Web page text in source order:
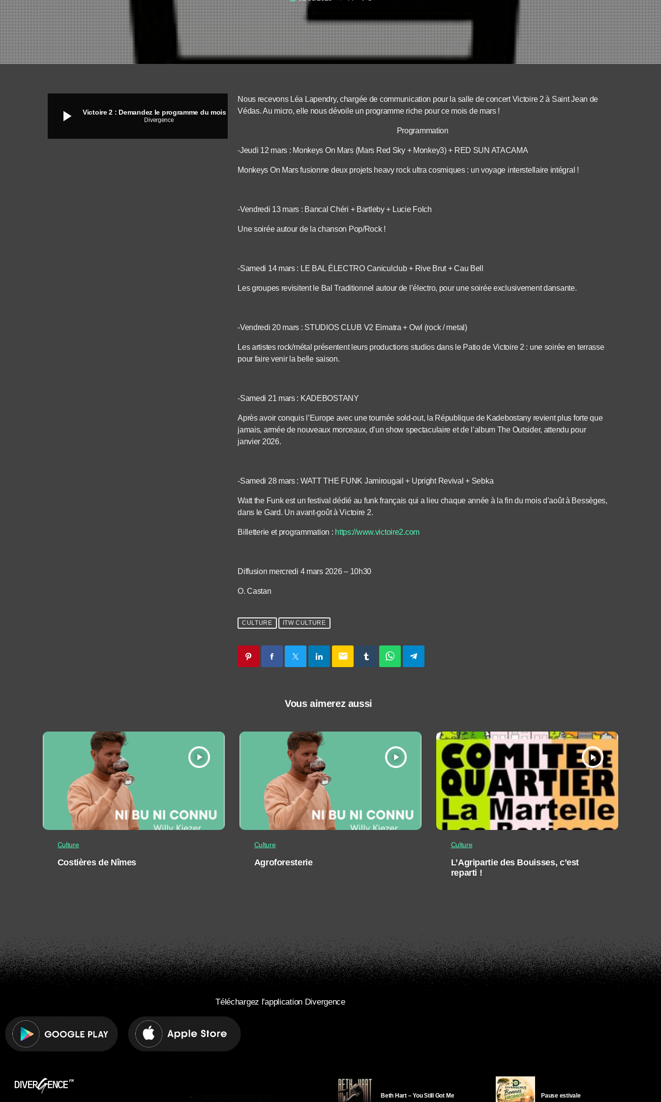
play_arrow Divergence
Nous recevons Léa Lapendry, chargée de communication pour la salle de concert Victoire 2 à Saint Jean de
Védas. Au micro, elle nous dévoile un programme riche pour ce mois de mars !
Programmation
-Jeudi 12 mars : Monkeys On Mars (Mars Red Sky + Monkey3) + RED SUN ATACAMA
Monkeys On Mars fusionne deux projets heavy rock ultra cosmiques : un voyage interstellaire intégral !
-Vendredi 13 mars : Bancal Chéri + Bartleby + Lucie Folch
Une soirée autour de la chanson Pop/Rock !
-Samedi 14 mars : LE BAL ÉLECTRO Caniculclub + Rive Brut + Cau Bell
Les groupes revisitent le Bal Traditionnel autour de l’électro, pour une soirée exclusivement dansante.
-Vendredi 20 mars : STUDIOS CLUB V2 Eimatra + Owl (rock / metal)
Les artistes rock/métal présentent leurs productions studios dans le Patio de Victoire 2 : une soirée en terrasse
pour faire venir la belle saison.
-Samedi 21 mars : KADEBOSTANY
Après avoir conquis l’Europe avec une tournée sold-out, la République de Kadebostany revient plus forte que
jamais, armée de nouveaux morceaux, d’un show spectaculaire et de l’album The Outsider, attendu pour
janvier 2026.
-Samedi 28 mars : WATT THE FUNK Jamirougail + Upright Revival + Sebka
Watt the Funk est un festival dédié au funk français qui a lieu chaque année à la fin du mois d’août à Bessèges,
dans le Gard. Un avant-goût à Victoire 2.
Billetterie et programmation : https://www.victoire2.com
Diffusion mercredi 4 mars 2026 – 10h30
O. Castan
CULTURE ITW CULTURE
email
Vous aimerez aussi
play_arrow
Culture
Costières de Nîmes
play_arrow
Culture
Agroforesterie
play_arrow
Culture
L’Agripartie des Bouisses, c’est
reparti !
Téléchargez l'application Divergence
Beth Hart – You Still Got Me Pause estivale